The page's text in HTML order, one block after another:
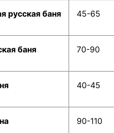
русская баня 45-65
баня 70-90
40-45
90-110